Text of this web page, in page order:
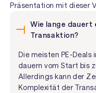
Präsentation mit dieser
Wie lange dauert
Transaktion?
Die meisten PE-
dauern vom Start bis
Allerdings kann der
Komplexität der